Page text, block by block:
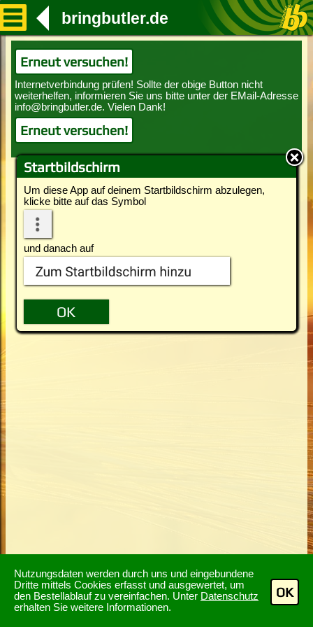
Nutzungsdaten werden durch uns und eingebundene
Dritte mittels Cookies erfasst und ausgewertet, um
den Bestellablauf zu vereinfachen. Unter Datenschutz
erhalten Sie weitere Informationen.
OK
Startbildschirm
Um diese App auf deinem Startbildschirm abzulegen,
klicke bitte auf das Symbol
und danach auf
bringbutler.de
Erneut versuchen!
Erneut versuchen!